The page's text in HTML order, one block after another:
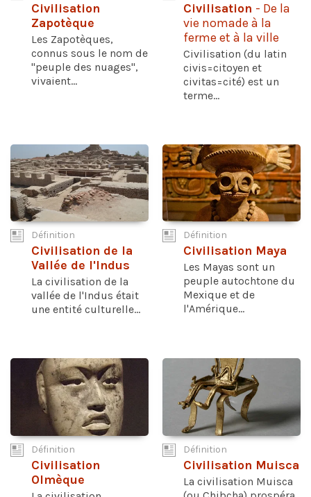
Civilisation
Zapotèque
Les Zapotèques,
connus sous le nom de
"peuple des nuages",
vivaient...
Civilisation - De la
vie nomade à la
ferme et à la ville
Civilisation (du latin
civis=citoyen et
civitas=cité) est un
terme...
Définition
Civilisation de la
Vallée de l'Indus
La civilisation de la
vallée de l'Indus était
une entité culturelle...
Définition
Civilisation Maya
Les Mayas sont un
peuple autochtone du
Mexique et de
l'Amérique...
Définition
Civilisation
Olmèque
Définition
Civilisation Muisca
La civilisation Muisca